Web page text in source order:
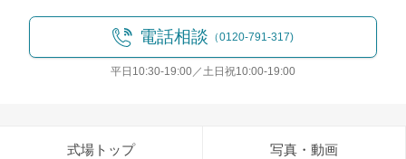
電話相談 （0120-791-317)
平日10:30-19:00／土日祝10:00-19:00
式場トップ 写真・動画